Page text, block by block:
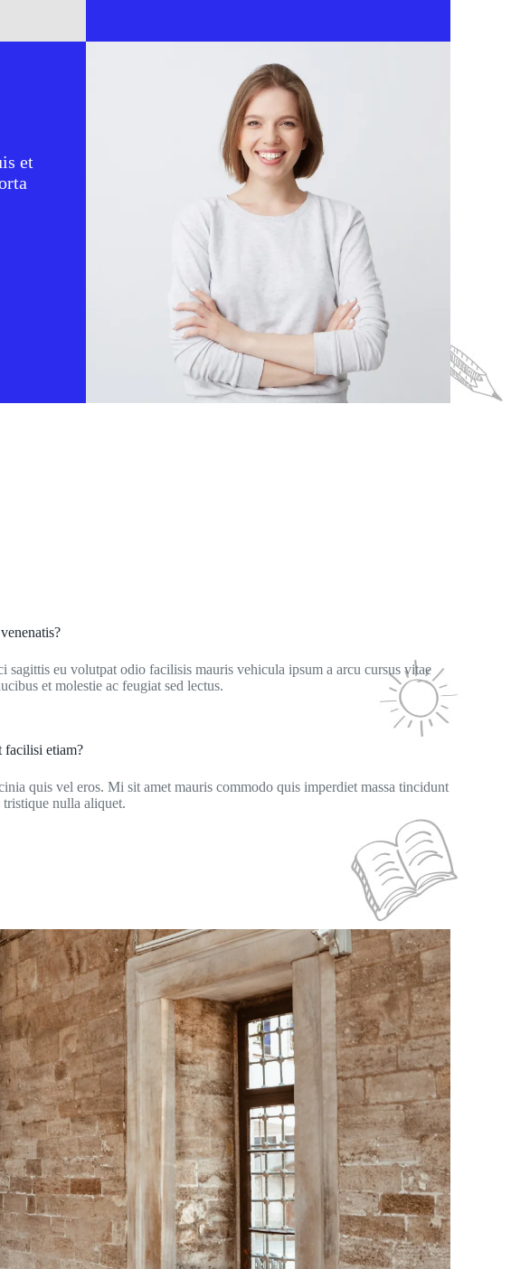
et
sagittis eu volutpat odio facilisis mauris vehicula ipsum a arcu cursus vitae
et molestie ac feugiat sed lectus.
facilisi etiam?
quis vel eros. Mi sit amet mauris commodo quis imperdiet massa tincidunt
tristique nulla aliquet.